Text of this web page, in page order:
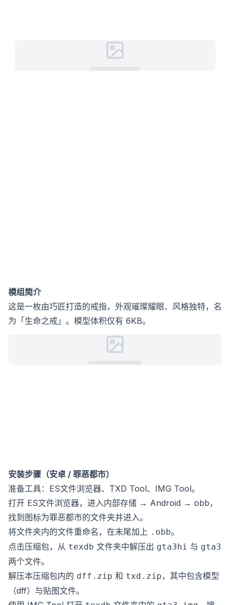
模组简介
这是一枚由巧匠打造的戒指，外观璀璨耀眼、风格独特，名
为「生命之戒」。模型体积仅有 6KB。
安装步骤（安卓 / 罪恶都市）
准备工具：ES文件浏览器、TXD Tool、IMG Tool。
打开 ES文件浏览器，进入内部存储 → Android → obb，
找到图标为罪恶都市的文件夹并进入。
将文件夹内的文件重命名，在末尾加上 .obb。
点击压缩包，从 texdb 文件夹中解压出 gta3hi 与 gta3
两个文件。
解压本压缩包内的 dff.zip 和 txd.zip，其中包含模型
（dff）与贴图文件。